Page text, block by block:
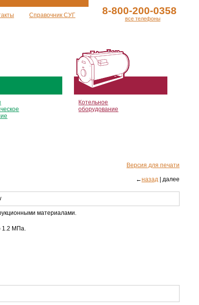
Справочник СУГ 8-800-200-0358
все телефоны
Котельное
оборудование
Версия для печати
←назад | далее
материалами.
1.2 МПа.